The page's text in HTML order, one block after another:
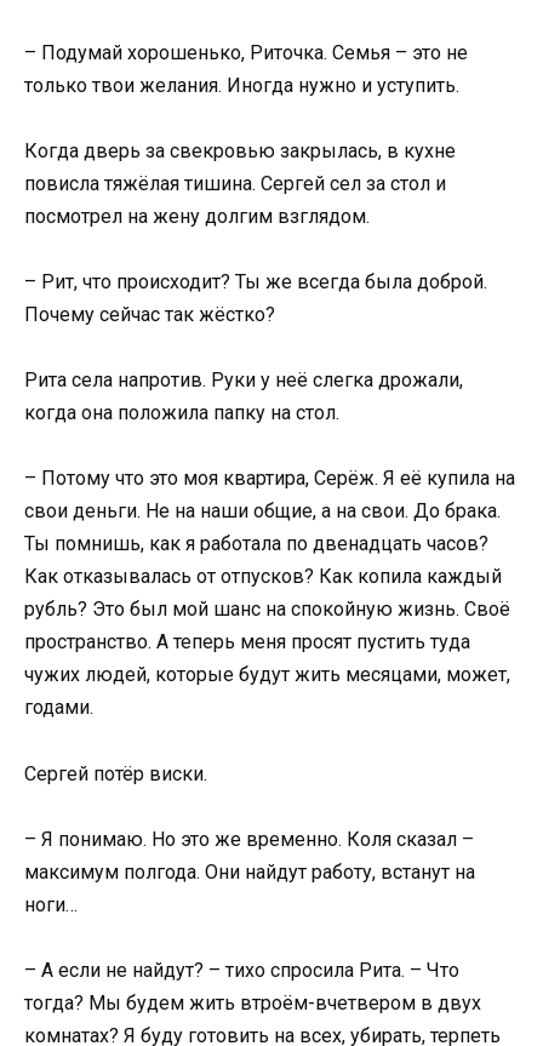
– Подумай хорошенько, Риточка. Семья – это не
только твои желания. Иногда нужно и уступить.
Когда дверь за свекровью закрылась, в кухне
повисла тяжёлая тишина. Сергей сел за стол и
посмотрел на жену долгим взглядом.
– Рит, что происходит? Ты же всегда была доброй.
Почему сейчас так жёстко?
Рита села напротив. Руки у неё слегка дрожали,
когда она положила папку на стол.
– Потому что это моя квартира, Серёж. Я её купила на
свои деньги. Не на наши общие, а на свои. До брака.
Ты помнишь, как я работала по двенадцать часов?
Как отказывалась от отпусков? Как копила каждый
рубль? Это был мой шанс на спокойную жизнь. Своё
пространство. А теперь меня просят пустить туда
чужих людей, которые будут жить месяцами, может,
годами.
Сергей потёр виски.
– Я понимаю. Но это же временно. Коля сказал –
максимум полгода. Они найдут работу, встанут на
ноги…
– А если не найдут? – тихо спросила Рита. – Что
тогда? Мы будем жить втроём-вчетвером в двух
комнатах? Я буду готовить на всех, убирать, терпеть